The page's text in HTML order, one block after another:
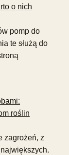
o nich
pomp do
te służą do
roślin
zagrożeń, z